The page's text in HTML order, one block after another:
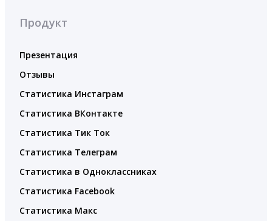
Продукт
Презентация
Отзывы
Статистика Инстаграм
Статистика ВКонтакте
Статистика Тик Ток
Статистика Телеграм
Статистика в Одноклассниках
Статистика Facebook
Статистика Макс